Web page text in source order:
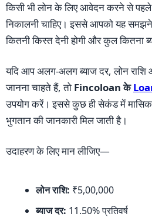
किसी भी लोन के लिए आवेदन करने से
निकालनी चाहिए। इससे आपको यह समझने
कितनी किस्त देनी होगी और कुल कितना
यदि आप अलग-अलग ब्याज दर, लोन
जानना चाहते हैं, तो Fincoloan के
उपयोग करें। इससे कुछ ही सेकंड में
भुगतान की जानकारी मिल जाती है।
उदाहरण के लिए मान लीजिए—
लोन राशि: ₹5,00,000
ब्याज दर: 11.50% प्रतिवर्ष